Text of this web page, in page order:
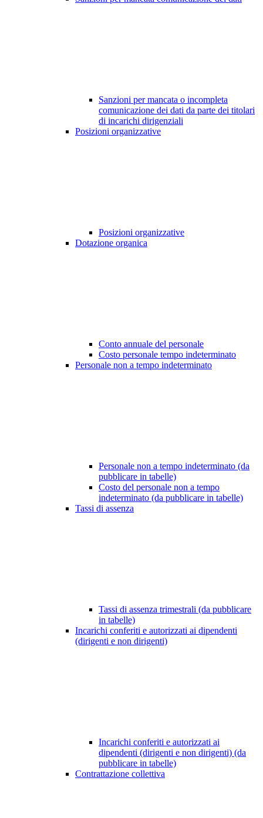
Sanzioni per mancata o incompleta
comunicazione dei dati da parte dei titolari
di incarichi dirigenziali
Posizioni organizzative
Posizioni organizzative
Dotazione organica
Conto annuale del personale
Costo personale tempo indeterminato
Personale non a tempo indeterminato
Personale non a tempo indeterminato (da
pubblicare in tabelle)
Costo del personale non a tempo
indeterminato (da pubblicare in tabelle)
Tassi di assenza
Tassi di assenza trimestrali (da pubblicare
in tabelle)
Incarichi conferiti e autorizzati ai dipendenti
(dirigenti e non dirigenti)
Incarichi conferiti e autorizzati ai
dipendenti (dirigenti e non dirigenti) (da
pubblicare in tabelle)
Contrattazione collettiva